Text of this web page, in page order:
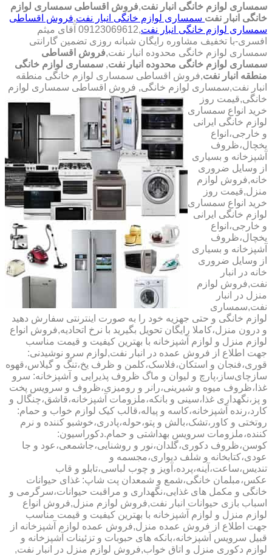
سمساری لوازم خانگی انبار نفت,فروش اقساطی سمساری لوازم
خانگی انبار نفت سمساری لوازم خانگی انبار نفت,فروش اقساطی
سمساری لوازم خانگی انبار نفت
,09123069612 آقای میثم
افسری-با تخفیف مشاوره رایگان شبانه روزی تضمین گارانتی
سمساری لوازم خانگی محدوده انبار نفت,فروش اقساطی
سمساری لوازم خانگی محدوده انبار نفت, سمساری لوازم خانگی
منطقه انبار نفت,فروش اقساطی سمساری لوازم خانگی منطقه
انبار نفت,سمساری لوازم خانگی, فروش اقساطی سمساری لوازم
خانگی,قیمت روز
خرید انواع سمساری
لوازم خانگی ایرانی
و خارجی،انواع
یخچال،ظروف
آشپزخانه و بسیاری
از وسایل ضروری
خانه,فروش لوازم
منزل,قیمت روز
خرید انواع سمساری
لوازم خانگی ایرانی
و خارجی،انواع
یخچال،ظروف
آشپزخانه و بسیاری
از وسایل ضروری
خانه در انبار
نفت,فروش لوازم
منزل در انبار
نفت,سمساری
لوازم خانگی و حتی جهزیه خود را به صورت اینترنتی سفارش دهید
و درون منزل،کاملا رایگان تحویل بگیرید با نرخ اتحادیه,فروش انواع
لوازم منزل و لوازم آشپزخانه با بهترین کیفیت و قیمت مناسب
جهت اطلاع از فروش عمده در انبار نفت,لوازم سرو نوشیدنی:
قوری،فنجان و استکان،فلاسک،کلمن و ظرف یخ،تنگ و گیلاس،قهوه
سازچای‌ساز،پارچ و لیوان و ماگ ظروف پذیرایی و آشپزخانه: سرو
غذا،ظروف میوه و شیرینی،رانر و رومیزی،ظروف و سرویس پخت
و پز،نگهداری غذا،سینی و بانکه،ملزومات آشپزخانه،قاشق،چنگال و
کارد،رنده آشپزخانه،کاسه و پیاله،قالب کیک لوازم خواب و حمام:
روتختی و کاور،تشک،بالش و پتو،حوله،پادری،خوشبو کننده و نرم
کننده،ملزومات سرویس بهداشتی و حمام.دکوراسیون:
کوسن،ظروف دکوری،گلدان،نور و روشنایی،جاشمعی،عود و جا
عودی،کتابخانه و شلف دیواری،مجسمه و
تندیس،ساعت،آینه،پرده،آویز و چوب لباسی،تابلو و قاب
عکس،مبلمان خانگی،شمع و شمعدان پت شاپ: غذای حیوانات
خانگی و مکمل های غذایی،نگهداری و مراقبت حیوانات،سرگرمی و
اسباب بازی حیوانات انبار نفت,فروش لوازم منزل,فروش انواع
لوازم منزل و لوازم آشپزخانه با بهترین کیفیت و قیمت مناسب
جهت اطلاع از فروش عمده منزل,فروش عمده لوازم آشپزخانه از
قبیل سرویس آشپزخانه،بانکه های حبوبات و تزئینات آشپزخانه و
لوازم دکوری منزل و اتاق خواب,فروش لوازم منزل در انبار نفت,